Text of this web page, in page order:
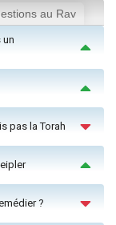
au Rav
un
pas la Torah
?